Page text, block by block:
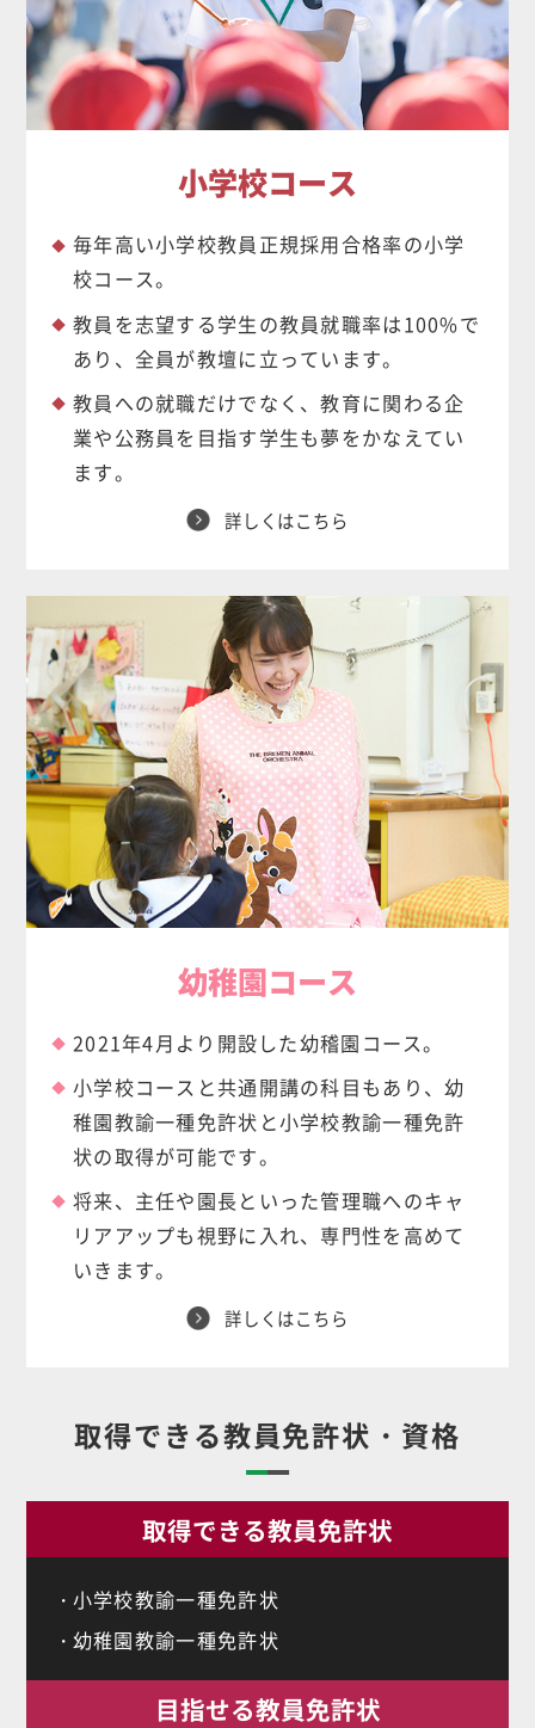
小学校コース
毎年高い小学校教員正規採用合格率の小学
校コース。
教員を志望する学生の教員就職率は100%で
あり、全員が教壇に立っています。
教員への就職だけでなく、教育に関わる企
業や公務員を目指す学生も夢をかなえてい
ます。
詳しくはこちら
幼稚園コース
2021年4月より開設した幼稽園コース。
小学校コースと共通開講の科目もあり、幼
稚園教諭一種免許状と小学校教諭一種免許
状の取得が可能です。
将来、主任や園長といった管理職へのキャ
リアアップも視野に入れ、専門性を高めて
いきます。
詳しくはこちら
取得できる教員免許状・資格
取得できる教員免許状
小学校教諭一種免許状
幼稚園教諭一種免許状
目指せる教員免許状